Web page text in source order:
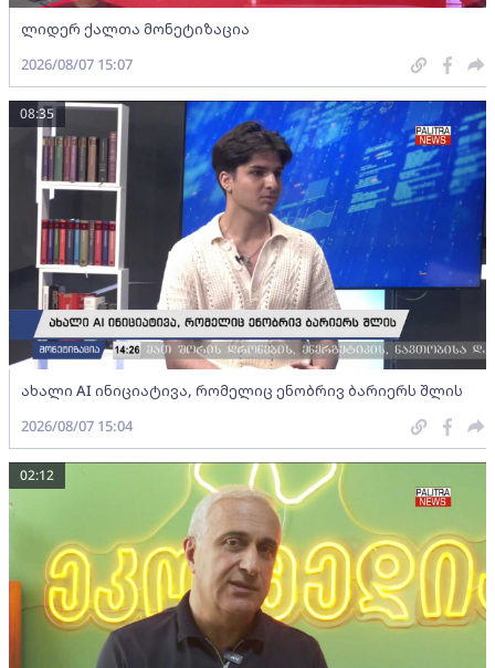
ლიდერ ქალთა მონეტიზაცია
2026/08/07 15:07
ახალი AI ინიციატივა, რომელიც ენობრივ ბარიერს შლის
08:35
2026/08/07 15:04
02:12